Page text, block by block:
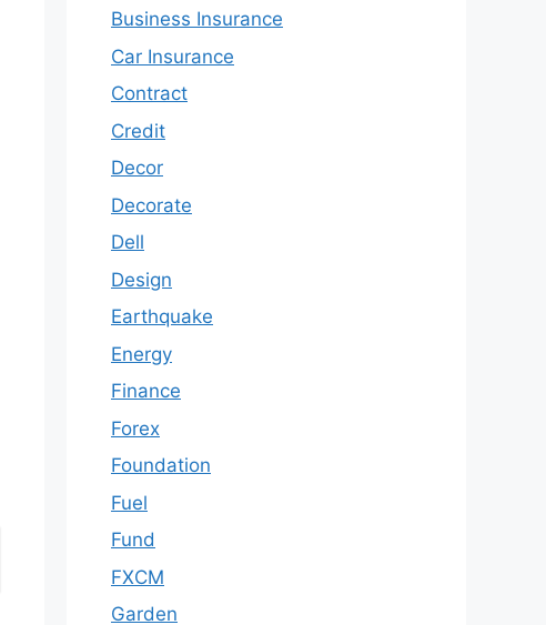
Business Insurance
Car Insurance
Contract
Credit
Decor
Decorate
Dell
Design
Earthquake
Energy
Finance
Forex
Foundation
Fuel
Fund
FXCM
Garden